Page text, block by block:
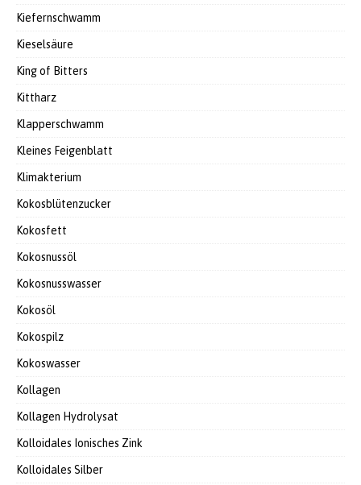
Kiefernschwamm
Kieselsäure
King of Bitters
Kittharz
Klapperschwamm
Kleines Feigenblatt
Klimakterium
Kokosblütenzucker
Kokosfett
Kokosnussöl
Kokosnusswasser
Kokosöl
Kokospilz
Kokoswasser
Kollagen
Kollagen Hydrolysat
Kolloidales Ionisches Zink
Kolloidales Silber